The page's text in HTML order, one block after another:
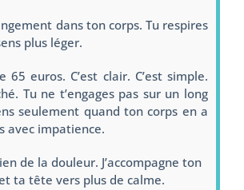
dans ton corps. Tu respires
plus léger.
euros. C’est clair. C’est simple.
Tu ne t’engages pas sur un long
seulement quand ton corps en a
avec impatience.
de la douleur. J’accompagne ton
ta tête vers plus de calme.